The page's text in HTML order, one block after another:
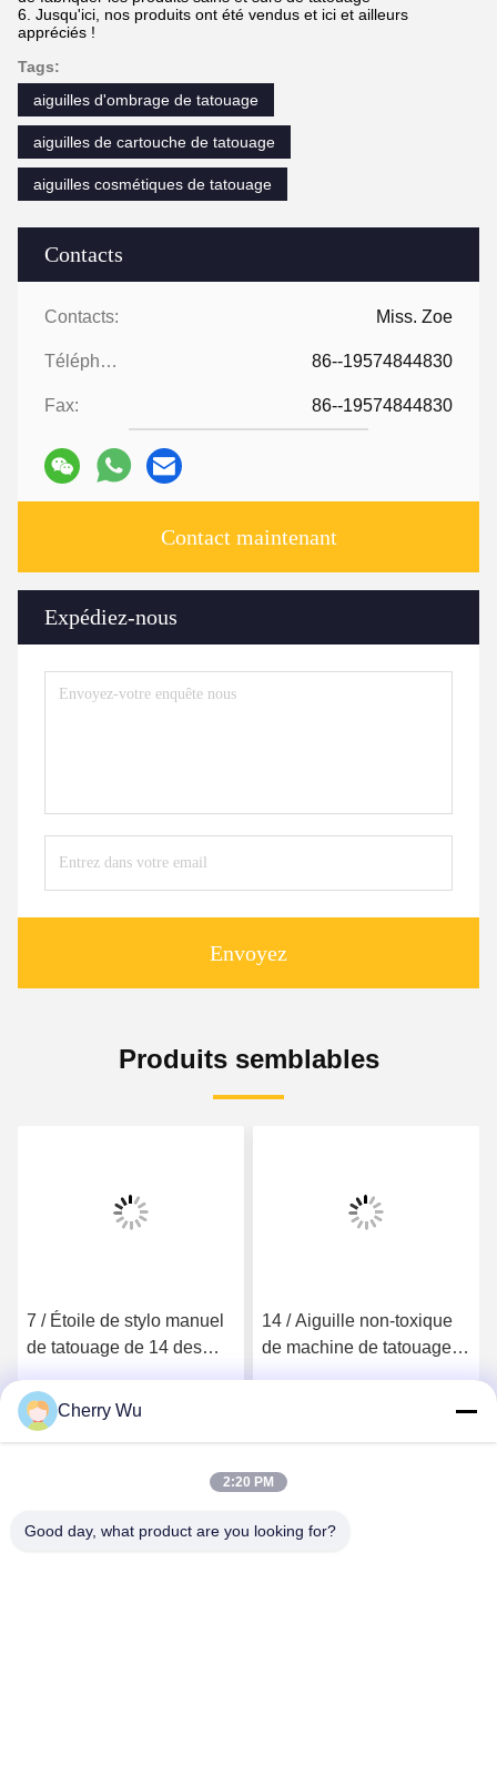
Contacts
Contacts: Miss. Zoe
Téléphone: 86--19574844830
Fax: 86--19574844830
Contact maintenant
Expédiez-nous
Envoyez
6. Jusqu'ici, nos produits ont été vendus et ici et ailleurs
appréciés !
Tags:
aiguilles d'ombrage de tatouage
aiguilles de cartouche de tatouage
aiguilles cosmétiques de tatouage
Produits semblables
7 / Étoile de stylo manuel
de tatouage de 14 des
Microblading aiguilles
d'ombrage double
Obtenez le meilleur prix
14 / Aiguille non-toxique
de machine de tatouage
Cherry Wu
2:20 PM
Good day, what product are you looking for?